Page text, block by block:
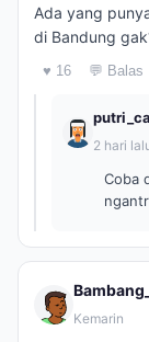
Ada yang
di Bandung
♥ 16 💬 Balas
2 hari
Coba
Kemarin